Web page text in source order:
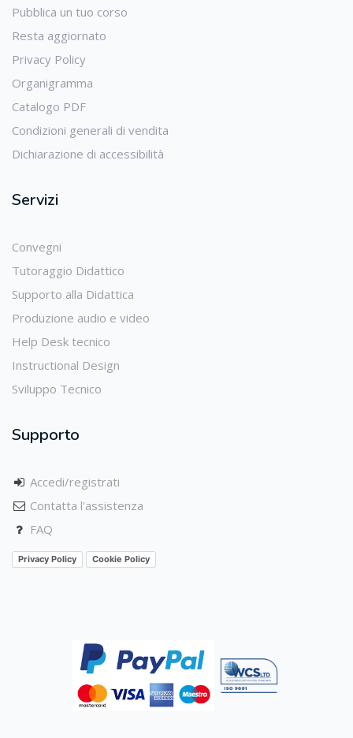
Pubblica un tuo corso
Resta aggiornato
Privacy Policy
Organigramma
Catalogo PDF
Condizioni generali di vendita
Dichiarazione di accessibilità
Servizi
Convegni
Tutoraggio Didattico
Supporto alla Didattica
Produzione audio e video
Help Desk tecnico
Instructional Design
Sviluppo Tecnico
Supporto
Accedi/registrati
Contatta l'assistenza
FAQ
Privacy Policy Cookie Policy